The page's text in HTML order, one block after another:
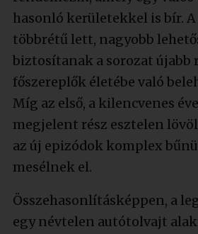
hasonló kerületekkel is bír.
többrétű lett, nagyobb
biztosítanak a sorozat újabb
főszereplők életébe való
Míg az első, a kilencvenes
megjelent rész esztelen
az új epizódok komplex
mesélnek el.
Összehasonlításképpen, a
egy névtelen autótolvajt